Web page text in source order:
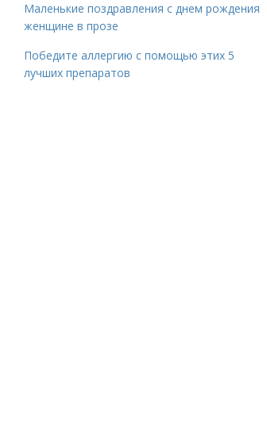
Маленькие поздравления с днем рождения
женщине в прозе
Победите аллергию с помощью этих 5
лучших препаратов